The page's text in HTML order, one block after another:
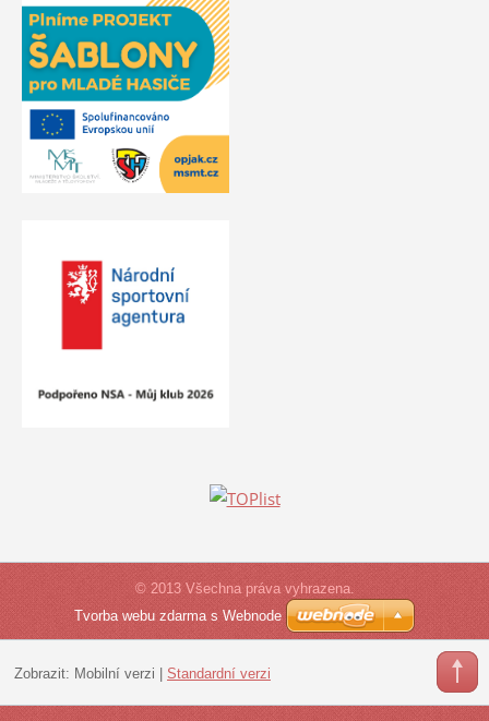
© 2013 Všechna práva vyhrazena.
Tvorba webu zdarma s Webnode
Zobrazit: Mobilní verzi | Standardní verzi